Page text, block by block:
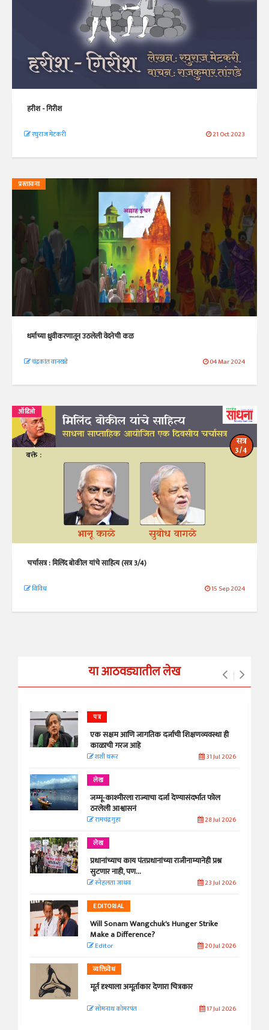
हरीश - गिरीश
रघुराज मेटकरी 21 Oct 2023
प्रस्तावना
धर्माच्या ध्रुवीकरणातून उठलेली वेदनेची कळ
चंद्रकांत वानखडे 04 Mar 2024
ऑडिओ
चर्चासत्र : मिलिंद बोकील यांचे साहित्य (सत्र 3/4)
विविध 15 Sep 2024
या आठवड्यातील लेख
पत्र
एक सक्षम आणि जागतिक दर्जाची शिक्षणव्यवस्था ही
काळाची गरज आहे
शशी थरूर 31 Jul 2026
लेख
जम्मू-काश्मीरला राज्याचा दर्जा देण्यासंदर्भात फोल
ठरलेली आश्वासनं
रामचंद्र गुहा 28 Jul 2026
लेख
प्रधानांच्याच काय पंतप्रधानांच्या राजीनाम्यानेही प्रश्न
सुटणार नाही, पण...
स्नेहलता जाधव 23 Jul 2026
EDITORIAL
Will Sonam Wangchuk's Hunger Strike
Make a Difference?
Editor 20 Jul 2026
व्यक्तिवेध
मूर्त दृश्याला अमूर्ताकार देणारा चित्रकार
सोमनाथ कोमरपंत 17 Jul 2026